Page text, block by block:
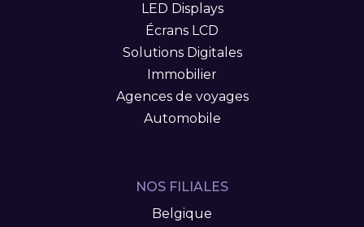
LED Displays
Écrans LCD
Solutions Digitales
Immobilier
Agences de voyages
Automobile
NOS FILIALES
Belgique